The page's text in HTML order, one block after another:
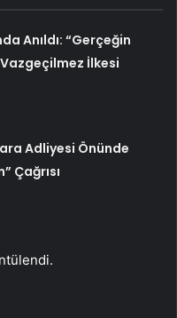
Anıldı: “Gerçeğin
İlkesi
Adliyesi Önünde
Çağrısı